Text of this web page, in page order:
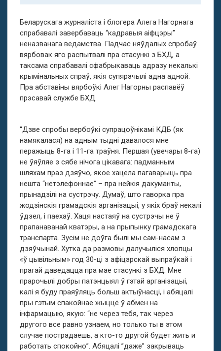
Беларускага журналіста і блогера Алега Нагорнага
спрабавалі завербаваць “кадравыя аіфцэры”
неназванага ведамства. Падчас няўдалых спробаў
вярбовак яго распытвалі пра стасункі з БХД, а
таксама спрабавалі сфабрыкаваць адразу некалькі
крымінальных спраў, якія супярэчылі адна адной.
Пра абставіны вярбоўкі Алег Нагорны распавёў
прэсавай службе БХД.
“Дзве спробы вербоўкі супрацоўнікамі КДБ (як
намякалася) на адным тыдні давалося мне
перажыць 8-га і 11-га траўня. Першая (увечары 8-га)
не ўяўляе з сябе нічога цікавага: падманным
шляхам праз дзяўчо, якое хацела пагаварыць пра
нешта “нетэлефоннае” – пра нейкія дакуманты,
прынадзілі на сустрэчу. Думаў, што гаворка пра
жодзінскія грамадскія арганізацыі, у якіх браў некалі
ўдзел, і паехаў. Хаця настаяў на сустрэчы не ў
прапанаванай кватэры, а на прыпынку грамадскага
транспарта. Зусім не доўга былі мы сам-насам з
дзяўчынай. Хутка да размовы далучыліся хлопцы
«ў цывільным» год 30-ці з афіцэрскай выпраўкай і
прагай даведацца пра мае стасункі з БХД. Мне
прарочылі добры патэнцыял ў гэтай арганізацыі,
калі я буду праяўляць больш актыўнасці, і абяцалі
пры гэтым спакойнае жыццё ў абмен на
інфармацыю, якую: “не через тебя, так через
другого все равно узнаем, но только ты в этом
случае пострадаешь, а кто-то другой будет жить и
работать спокойно”. Абяцалі ”даже” закрываць